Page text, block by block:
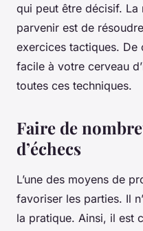
qui peut être décisif.
parvenir est de
exercices tactiques. De
facile à votre cerveau
toutes ces techniques.
Faire de
d’échecs
L’une des moyens de
favoriser les parties. Il
la pratique. Ainsi, il est